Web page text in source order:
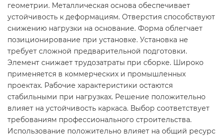
геометрии. Металлическая основа обеспечивает
устойчивость к деформациям. Отверстия способствуют
снижению нагрузки на основание. Форма облегчает
позиционирование при установке. Установка не
требует сложной предварительной подготовки.
Элемент снижает трудозатраты при сборке. Широко
применяется в коммерческих и промышленных
проектах. Рабочие характеристики остаются
стабильными при нагрузках. Решение положительно
влияет на устойчивость каркаса. Выбор соответствует
требованиям профессионального строительства.
Использование положительно влияет на общий ресурс